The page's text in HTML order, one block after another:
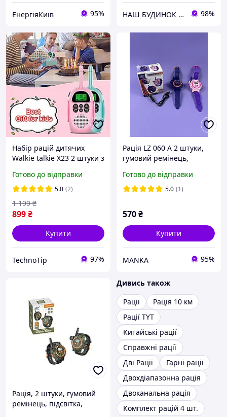
ЕнергіяКиїв 95% НАШ БУДИНОК - інтернет-магазин для всієї родини 98%
Набір рацій дитячих
Walkie talkie X23 2 штуки з
через USB та ліхтарик
Готово до відправки
5.0 (2)
899₴
1 199 ₴
Купити
TechnoTip 97%
Рація LZ 060 A 2 штуки,
гумовий ремінець,
електронний годинник,
вбудований акумулятор,
Готово до відправки
5.0 (1)
570₴
Купити
MANKA 95%
Рація, 2 штуки, гумовий
ремінець, підсвітка,
Дивись також
Рації
Рація 10 км
Рації TYT
Китайські рації
Справжні рації
Дві Рації
Гарні рації
Двохдіапазонна рація
Двоканальна рація
Комплект рацій 4 шт.